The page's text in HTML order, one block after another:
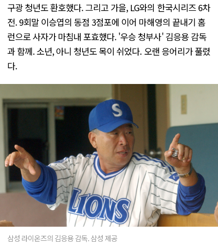
구광 청년도 환호했다. 그리고 가을, LG와의 한국시리즈 6차
전. 9회말 이승엽의 동점 3점포에 이어 마해영의 끝내기 홈
런으로 사자가 마침내 포효했다. '우승 청부사' 김응용 감독
과 함께. 소년, 아니 청년도 목이 쉬었다. 오랜 응어리가 풀렸
다.
삼성 라이온즈의 김응용 감독. 삼성 제공